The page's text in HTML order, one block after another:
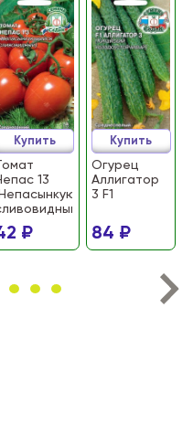
13
₽
Купить
Огурец
Аллигатор
3 F1
84 ₽
Купить